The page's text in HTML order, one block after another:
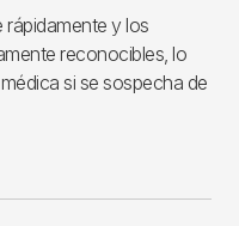
rápidamente y los
reconocibles, lo
si se sospecha de